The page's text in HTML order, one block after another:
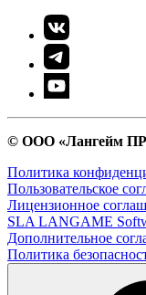
© ООО «Лангейм
Политика
Пользовательское
Лицензионное
SLA LANGAME
Дополнительное
Политика